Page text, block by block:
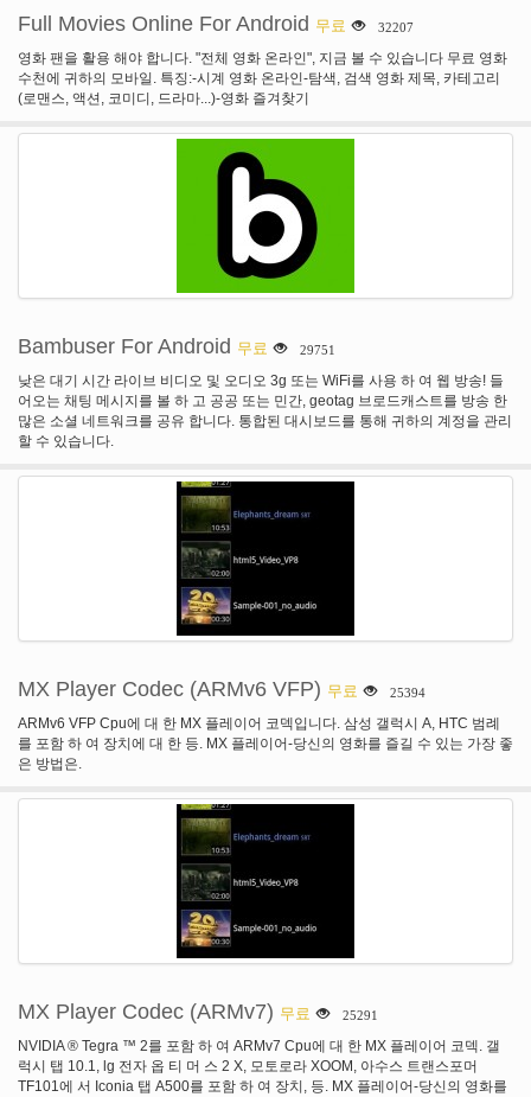
Full Movies Online For Android 무료 32207
영화 팬을 활용 해야 합니다. "전체 영화 온라인", 지금 볼 수 있습니다 무료 영화
수천에 귀하의 모바일. 특징:-시계 영화 온라인-탐색, 검색 영화 제목, 카테고리
(로맨스, 액션, 코미디, 드라마...)-영화 즐겨찾기
Bambuser For Android 무료 29751
낮은 대기 시간 라이브 비디오 및 오디오 3g 또는 WiFi를 사용 하 여 웹 방송! 들
어오는 채팅 메시지를 볼 하 고 공공 또는 민간, geotag 브로드캐스트를 방송 한
많은 소셜 네트워크를 공유 합니다. 통합된 대시보드를 통해 귀하의 계정을 관리
할 수 있습니다.
MX Player Codec (ARMv6 VFP) 무료 25394
ARMv6 VFP Cpu에 대 한 MX 플레이어 코덱입니다. 삼성 갤럭시 A, HTC 범례
를 포함 하 여 장치에 대 한 등. MX 플레이어-당신의 영화를 즐길 수 있는 가장 좋
은 방법은.
MX Player Codec (ARMv7) 무료 25291
NVIDIA ® Tegra ™ 2를 포함 하 여 ARMv7 Cpu에 대 한 MX 플레이어 코덱. 갤
럭시 탭 10.1, lg 전자 옵 티 머 스 2 X, 모토로라 XOOM, 아수스 트랜스포머
TF101에 서 Iconia 탭 A500를 포함 하 여 장치, 등. MX 플레이어-당신의 영화를